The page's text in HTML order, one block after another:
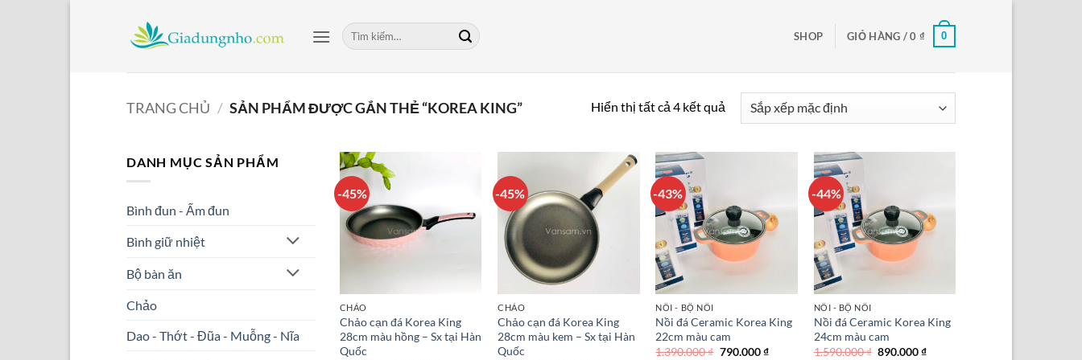
Tìm
kiếm:
SHOP GIỎ HÀNG /0 ₫ 0
TRANG CHỦ / SẢN PHẨM ĐƯỢC GẮN THẺ “KOREA KING” Hiển thị tất cả 4 kết quả
DANH MỤC SẢN PHẨM
Bình đun - Ấm đun
Bình giữ nhiệt
Bộ bàn ăn
Chảo
Dao - Thớt - Đũa - Muỗng - Nĩa
-45%
CHẢO
Chảo cạn đá Korea King
28cm màu hồng – Sx tại Hàn
Quốc
-45%
CHẢO
Chảo cạn đá Korea King
28cm màu kem – Sx tại Hàn
Quốc
-43%
NỒI - BỘ NỒI
Nồi đá Ceramic Korea King
22cm màu cam
1.390.000₫ Giá
790.000₫Giá
-44%
NỒI - BỘ NỒI
Nồi đá Ceramic Korea King
24cm màu cam
1.590.000₫ Giá
890.000₫Giá